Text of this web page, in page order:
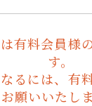
有料会員様
す。
るには、有
お願いいたしま